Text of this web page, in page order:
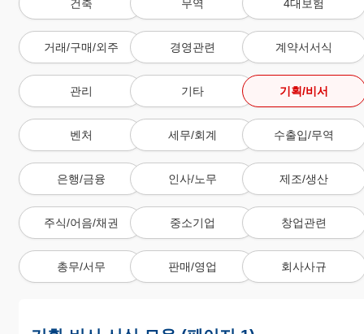
건축 무역 4대보험
거래/구매/외주 경영관련 계약서서식
관리 기타 기획/비서
벤처 세무/회계 수출입/무역
은행/금융 인사/노무 제조/생산
주식/어음/채권 중소기업 창업관련
총무/서무 판매/영업 회사사규